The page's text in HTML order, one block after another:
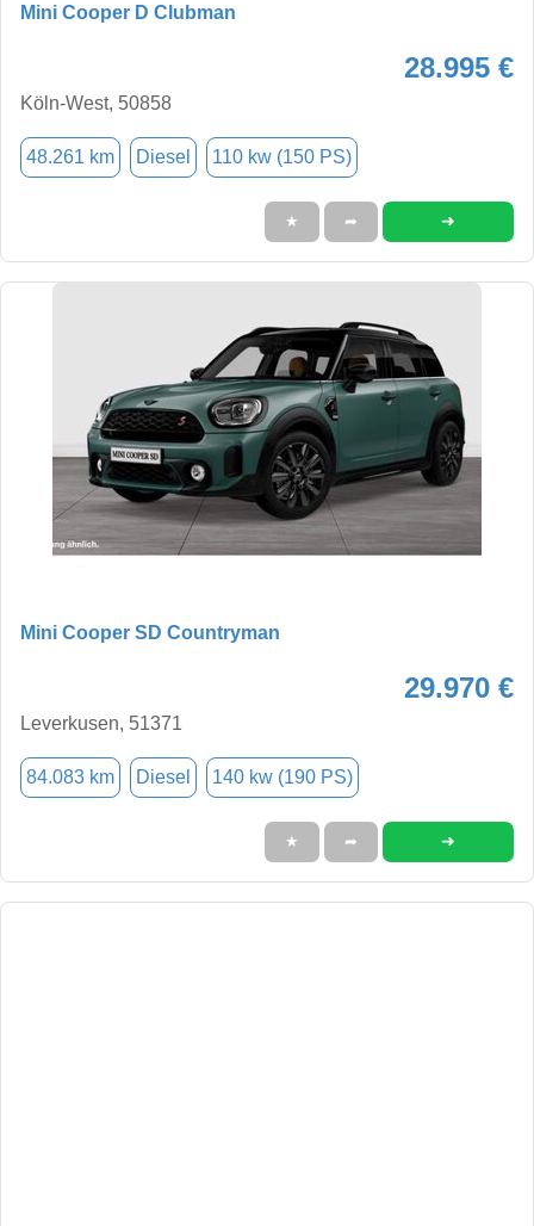
Mini Cooper D Clubman
28.995 €
Köln-West, 50858
48.261 km Diesel 110 kw (150 PS)
★ ➦ ➜
Mini Cooper SD Countryman
29.970 €
Leverkusen, 51371
84.083 km Diesel 140 kw (190 PS)
★ ➦ ➜